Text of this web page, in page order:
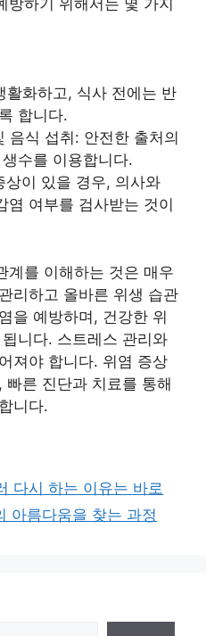
활화하고, 식사 전에는 반
합니다.
음식 섭취: 안전한 출처의
수를 이용합니다.
이 있을 경우, 의사와
염 여부를 검사받는 것이
계를 이해하는 것은 매우
리하고 올바른 위생 습관
을 예방하며, 건강한 위
니다. 스트레스 관리와
져야 합니다. 위염 증상
른 진단과 치료를 통해
니다.
다시 하는 이유는 바로
아름다움을 찾는 과정